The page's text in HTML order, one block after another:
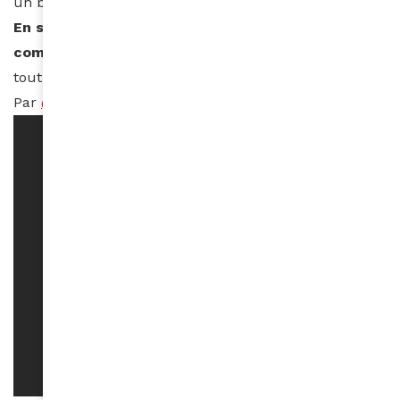
En somme, vous êtes une jeune femme presque
comme tout le monde ?
tout le monde !”
Par @MaudBequerel